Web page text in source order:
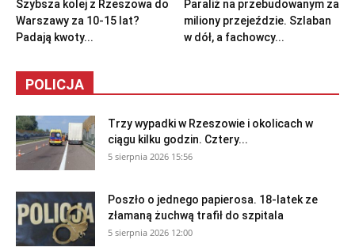
Szybsza kolej z Rzeszowa do
Warszawy za 10-15 lat?
Padają kwoty...
Paraliż na przebudowanym za
miliony przejeździe. Szlaban
w dół, a fachowcy...
POLICJA
Trzy wypadki w Rzeszowie i okolicach w
ciągu kilku godzin. Cztery...
5 sierpnia 2026 15:56
Poszło o jednego papierosa. 18-latek ze
złamaną żuchwą trafił do szpitala
5 sierpnia 2026 12:00